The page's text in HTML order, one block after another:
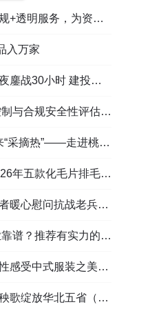
为资金周转筑牢多重保障
入万家
衡水水务紧急抢修保民生用水
估：投资者保护机制哪家靠谱？
”——走进桃城区贾家庄村
化毛片排毛护肠避坑指南
慰问抗战老兵和老党员
力的LED显示屏工程服务商
——山东人蒋静静的在衡创业路
五省（区）市舞蹈大赛舞台